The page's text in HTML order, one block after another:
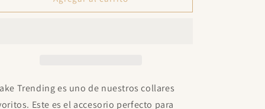
Silver
Silver
Trending es uno de nuestros collares
Este es el accesorio perfecto para